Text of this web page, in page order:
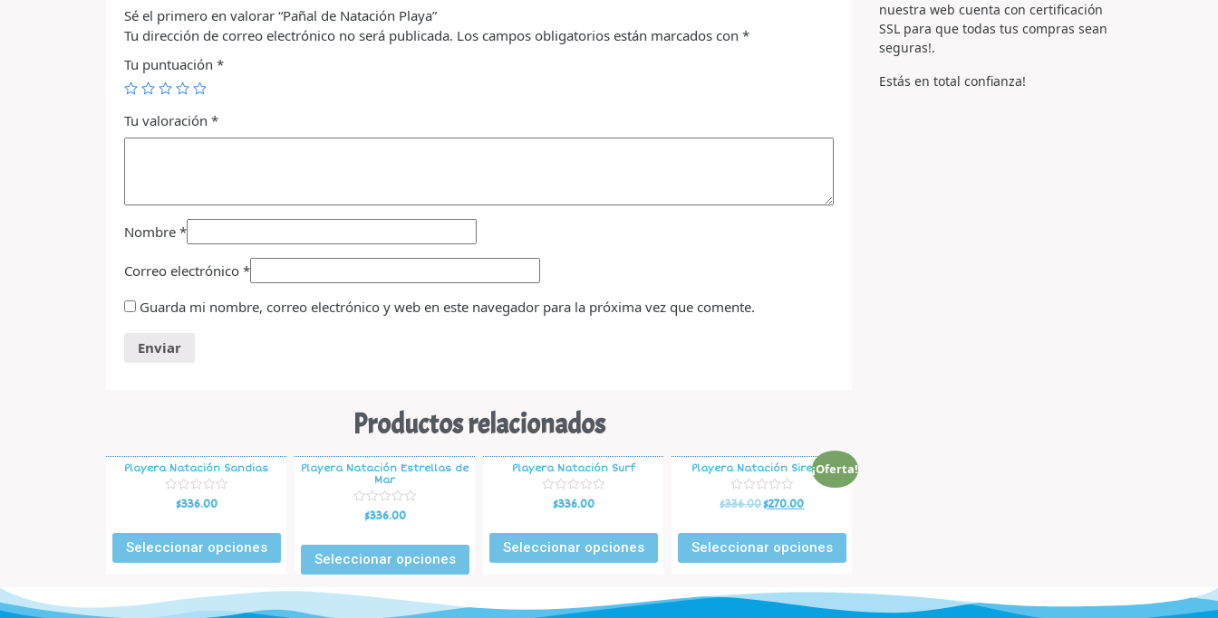
Sé el primero en valorar “Pañal de Natación Playa”
Tu dirección de correo electrónico no será publicada. Los campos obligatorios están marcados con *
Tu puntuación *
Tu valoración *
Nombre *
Correo electrónico *
Guarda mi nombre, correo electrónico y web en este navegador para la próxima vez que comente.
Productos relacionados
Playera Natación Sandias
o
r
a
d
n
$336.00
Seleccionar opciones
Playera Natación Estrellas de
Mar
o
r
a
d
$336.00
Seleccionar opciones
Playera Natación Surf
o
r
a
d
0
$336.00
Seleccionar opciones
¡Oferta!
Playera Natación Sirenas
V
o
r
a
d
n
$336.00$270.00
Seleccionar opciones
0
d
5
nuestra web cuenta con certificación
SSL para que todas tus compras sean
seguras!.
Estás en total confianza!